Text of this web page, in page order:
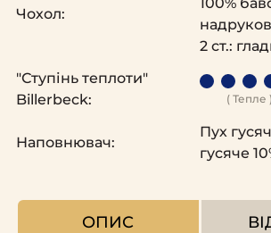
Чохол:
2 ст.:
"Ступінь теплоти"
Billerbeck:
( Тепле )
Наповнювач:
Пух
гусяче
ОПИС